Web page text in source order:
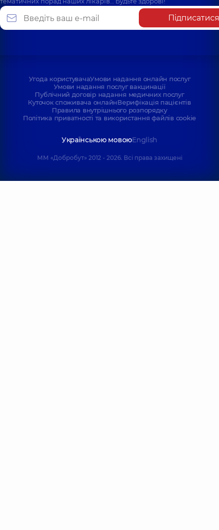
Підписатися
Угода користувачаУмови надання онлайн послуг
Умови надання послуг вакцинації
Публічний договір надання медичних послуг
Куточок споживача онлайнВерифікація пацієнтів
Правила внутрішнього розпорядку
Політика приватності та використання файлів cookie
Українською мовоюEnglish
ММ «Добробут» 2012 - 2026. Всі права захищені